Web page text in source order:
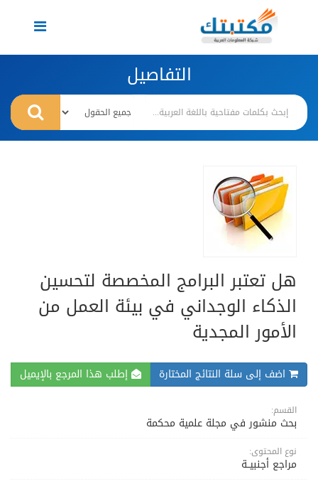
Toggle
navigation
التفاصيل
هل تعتبر البرامج المخصصة لتحسين
الذكاء الوجداني في بيئة العمل من
الأمور المجدية
اضف إلى سلة النتائج المختارة إطلب هذا المرجع بالإيميل
القسم:
بحث منشور في مجلة علمية محكمة
نوع المحتوى:
مراجع أجنبيــة